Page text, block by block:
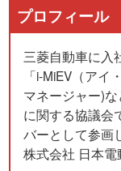
プロフィール
三菱自動車に入
「i-MiEV（ア
マネージャー)
に関する協議会
バーとして参画
株式会社 日本電